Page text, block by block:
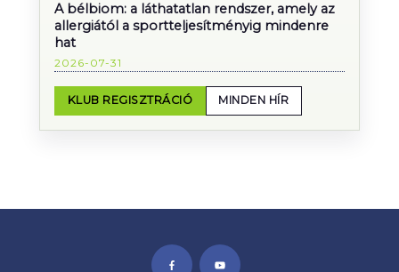
A bélbiom: a láthatatlan rendszer, amely az
allergiától a sportteljesítményig mindenre
hat
2026-07-31
KLUB REGISZTRÁCIÓ MINDEN HÍR